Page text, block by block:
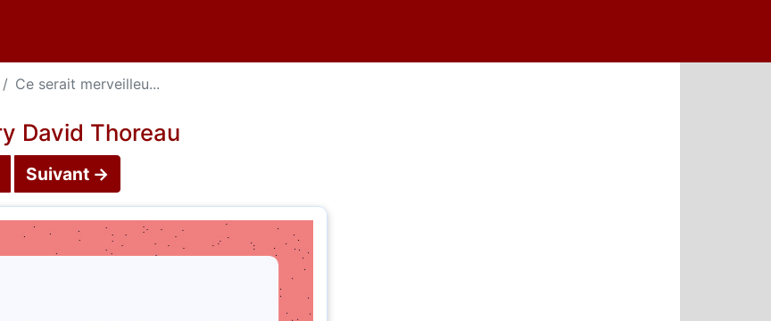
Ce serait merveilleu...
David Thoreau
Suivant →